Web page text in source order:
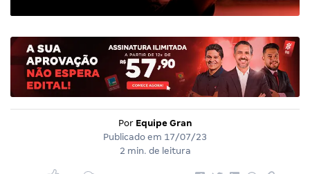
Por Equipe Gran
Publicado em 17/07/23
2 min. de leitura